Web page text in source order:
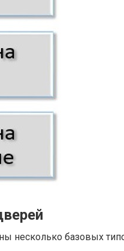
несколько базовых